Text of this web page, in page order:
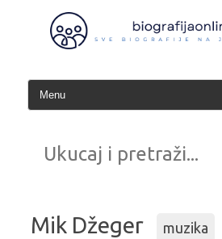
sadržaj
Mik Džeger muzika